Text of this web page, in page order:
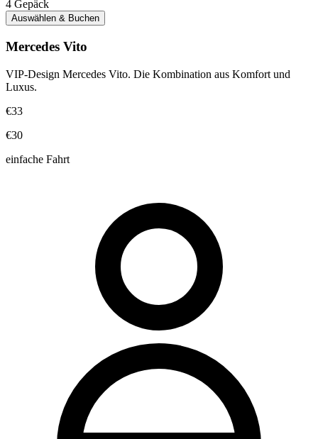
4 Gepäck
Auswählen & Buchen
Mercedes Vito
VIP-Design Mercedes Vito. Die Kombination aus Komfort und
Luxus.
€33
€30
einfache Fahrt